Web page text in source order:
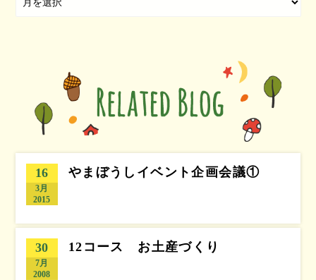
16
3月
2015
やまぼうしイベント企画会議①
30
7月
2008
12コース お土産づくり